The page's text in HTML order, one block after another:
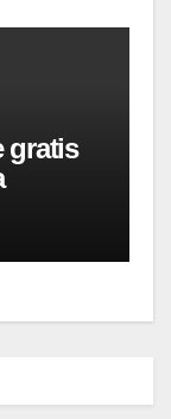
gratis